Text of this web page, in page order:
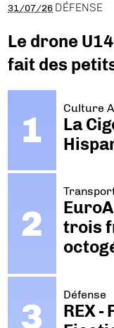
31/07/26 DÉFENSE
Le drone
fait des
Culture
La
trois
Défense
REX -